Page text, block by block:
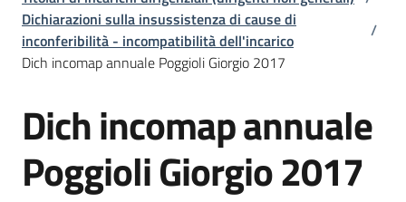
Accesso
Dichiarazioni sulla insussistenza di cause di
inconferibilità - incompatibilità dell'incarico
/
Dich incomap annuale Poggioli Giorgio 2017
Dich incomap annuale
Poggioli Giorgio 2017